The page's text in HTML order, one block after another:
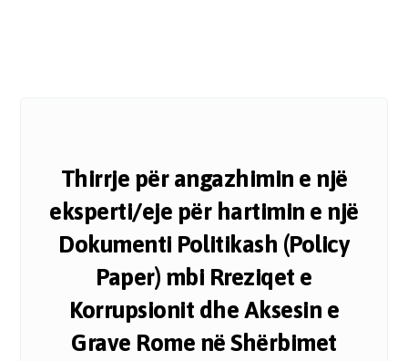
Thirrje për angazhimin e një
eksperti/eje për hartimin e një
Dokumenti Politikash (Policy
Paper) mbi Rreziqet e
Korrupsionit dhe Aksesin e
Grave Rome në Shërbimet